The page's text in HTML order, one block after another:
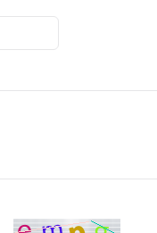
OASIS 系列 48V 71W 锂电池充电器